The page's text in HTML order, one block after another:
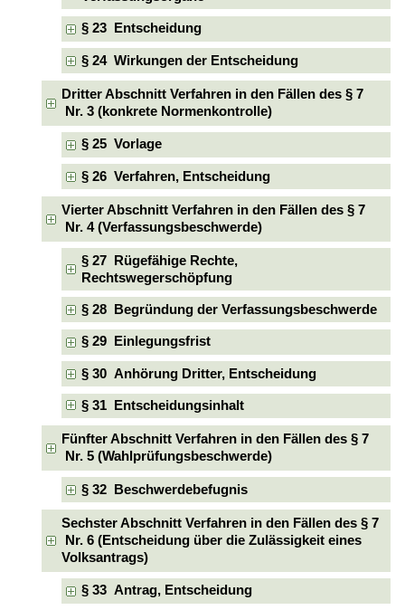
§ 23 Entscheidung
§ 24 Wirkungen der Entscheidung
Dritter Abschnitt Verfahren in den Fällen des § 7
Nr. 3 (konkrete Normenkontrolle)
§ 25 Vorlage
§ 26 Verfahren, Entscheidung
Vierter Abschnitt Verfahren in den Fällen des § 7
Nr. 4 (Verfassungsbeschwerde)
§ 27 Rügefähige Rechte,
Rechtswegerschöpfung
§ 28 Begründung der Verfassungsbeschwerde
§ 29 Einlegungsfrist
§ 30 Anhörung Dritter, Entscheidung
§ 31 Entscheidungsinhalt
Fünfter Abschnitt Verfahren in den Fällen des § 7
Nr. 5 (Wahlprüfungsbeschwerde)
§ 32 Beschwerdebefugnis
Sechster Abschnitt Verfahren in den Fällen des § 7
Nr. 6 (Entscheidung über die Zulässigkeit eines
Volksantrags)
§ 33 Antrag, Entscheidung